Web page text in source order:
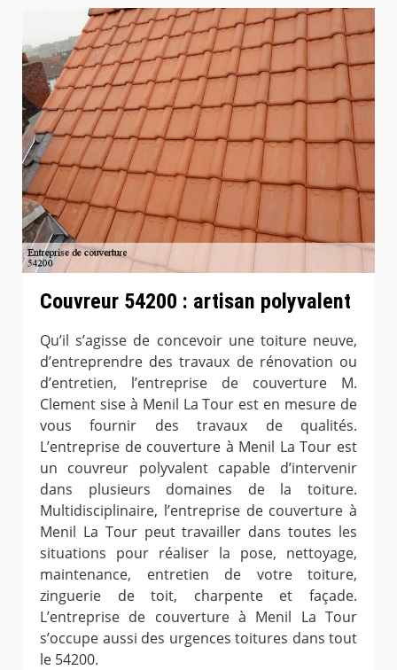
Couvreur 54200 : artisan polyvalent
Qu’il s’agisse de concevoir une toiture neuve,
d’entreprendre des travaux de rénovation ou
d’entretien, l’entreprise de couverture M.
Clement sise à Menil La Tour est en mesure de
vous fournir des travaux de qualités.
L’entreprise de couverture à Menil La Tour est
un couvreur polyvalent capable d’intervenir
dans plusieurs domaines de la toiture.
Multidisciplinaire, l’entreprise de couverture à
Menil La Tour peut travailler dans toutes les
situations pour réaliser la pose, nettoyage,
maintenance, entretien de votre toiture,
zinguerie de toit, charpente et façade.
L’entreprise de couverture à Menil La Tour
s’occupe aussi des urgences toitures dans tout
le 54200.